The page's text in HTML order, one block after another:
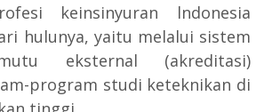
keinsinyuran lndonesia
hulunya, yaitu melalui sistem
eksternal (akreditasi)
program studi keteknikan di